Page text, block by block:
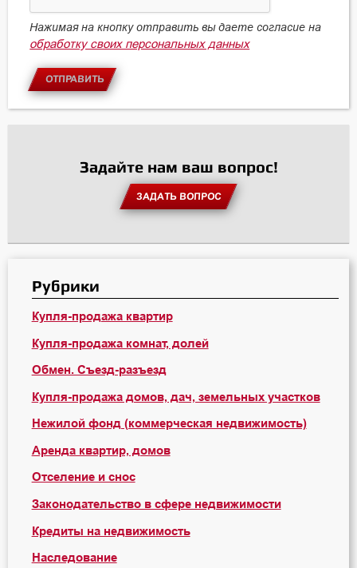
Нажимая на кнопку отправить вы даете согласие на
обработку своих персональных данных
ОТПРАВИТЬ
Задайте нам ваш вопрос!
ЗАДАТЬ ВОПРОС
Рубрики
Купля-продажа квартир
Купля-продажа комнат, долей
Обмен. Съезд-разъезд
Купля-продажа домов, дач, земельных участков
Нежилой фонд (коммерческая недвижимость)
Аренда квартир, домов
Отселение и снос
Законодательство в сфере недвижимости
Кредиты на недвижимость
Наследование